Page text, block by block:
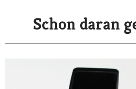
Schon daran